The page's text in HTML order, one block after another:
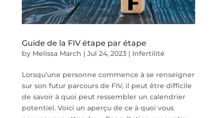
Guide de la FIV étape par étape
by Melissa March | Jul 24, 2023| Infertilité
Lorsqu’une personne commence à se renseigner
sur son futur parcours de FIV, il peut être difficile
de savoir à quoi peut ressembler un calendrier
potentiel. Voici un aperçu de ce à quoi vous